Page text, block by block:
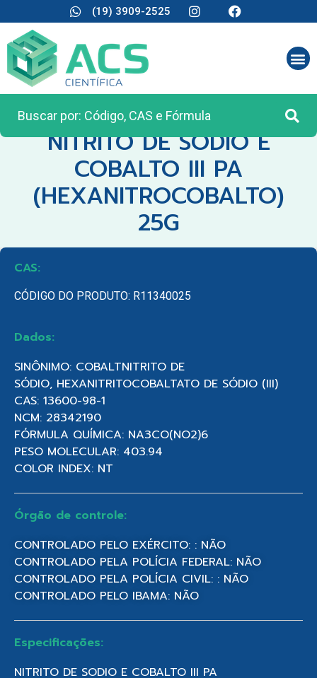
(19) 3909-2525
CATEGORIA:REAGENTES ANALÍTICOS
NITRITO DE SODIO E
COBALTO III PA
(HEXANITROCOBALTO)
25G
CAS:
CÓDIGO DO PRODUTO: R11340025
Dados:
SINÔNIMO: COBALTNITRITO DE
SÓDIO, HEXANITRITOCOBALTATO DE SÓDIO (III)
CAS: 13600-98-1
NCM: 28342190
FÓRMULA QUÍMICA: NA3CO(NO2)6
PESO MOLECULAR: 403.94
COLOR INDEX: NT
Órgão de controle:
CONTROLADO PELO EXÉRCITO: : NÃO
CONTROLADO PELA POLÍCIA FEDERAL: NÃO
CONTROLADO PELA POLÍCIA CIVIL: : NÃO
CONTROLADO PELO IBAMA: NÃO
Especificações:
NITRITO DE SODIO E COBALTO III PA